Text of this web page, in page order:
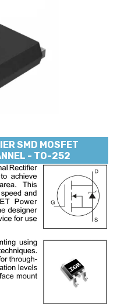
SMD MOSFET
- TO-252